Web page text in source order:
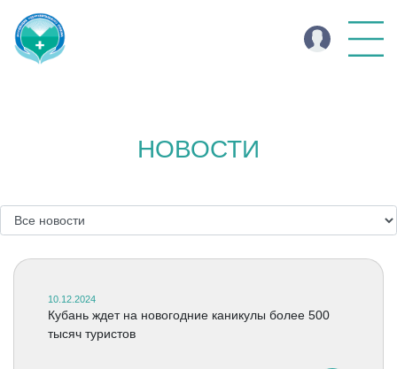
НОВОСТИ
10.12.2024
Кубань ждет на новогодние каникулы более 500
тысяч туристов